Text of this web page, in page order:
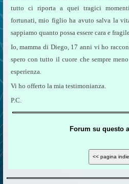
tutto ci riporta a quei tragici
fortunati, mio figlio ha avuto salva la
sappiamo quanto possa essere cara e
Io, mamma di Diego, 17 anni vi ho
spero con tutto il cuore che sempre
esperienza.
Vi ho offerto la mia testimonianza.
P.C.
Forum su questo